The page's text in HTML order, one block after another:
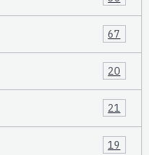
67
20
21
19